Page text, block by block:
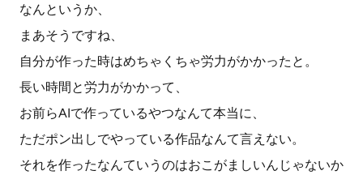
なんというか、
まあそうですね、
自分が作った時はめちゃくちゃ労力がかかったと。
長い時間と労力がかかって、
お前らAIで作っているやつなんて本当に、
ただポン出しでやっている作品なんて言えない。
それを作ったなんていうのはおこがましいんじゃないか